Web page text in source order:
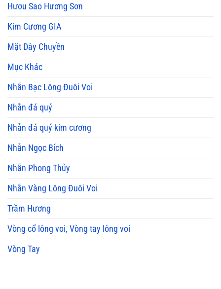
Hươu Sao Hương Sơn
Kim Cương GIA
Mặt Dây Chuyền
Mục Khác
Nhẫn Bạc Lông Đuôi Voi
Nhẫn đá quý
Nhẫn đá quý kim cương
Nhẫn Ngọc Bích
Nhẫn Phong Thủy
Nhẫn Vàng Lông Đuôi Voi
Trầm Hương
Vòng cổ lông voi, Vòng tay lông voi
Vòng Tay